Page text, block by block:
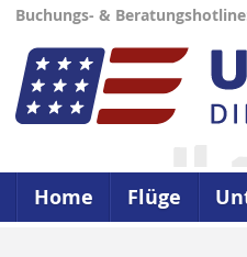
Buchungs- &
Home Flüge